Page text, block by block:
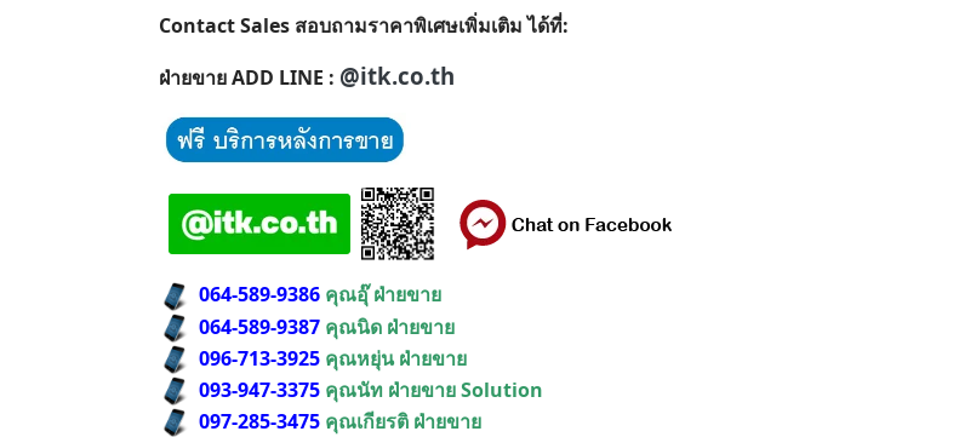
Contact Sales สอบถามราคาพิเศษเพิ่มเติม ได้ที่:
ฝ่ายขาย ADD LINE : @itk.co.th
064-589-9386 คุณอุ๊ ฝ่ายขาย
064-589-9387 คุณนิด ฝ่ายขาย
096-713-3925 คุณหยุ่น ฝ่ายขาย
093-947-3375 คุณนัท ฝ่ายขาย Solution
097-285-3475 คุณเกียรติ ฝ่ายขาย